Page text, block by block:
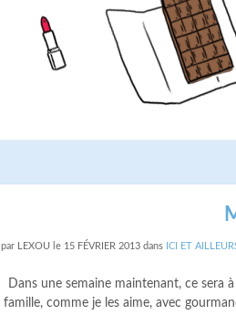
par LEXOU le 15 FÉVRIER 2013 dans ICI ET
Dans une semaine maintenant, ce sera
famille, comme je les aime, avec